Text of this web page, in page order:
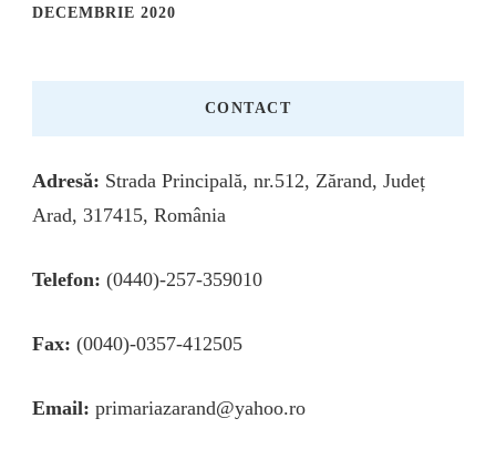
DECEMBRIE 2020
CONTACT
Adresă: Strada Principală, nr.512, Zărand, Județ
Arad, 317415, România
Telefon: (0440)-257-359010
Fax: (0040)-0357-412505
Email: primariazarand@yahoo.ro